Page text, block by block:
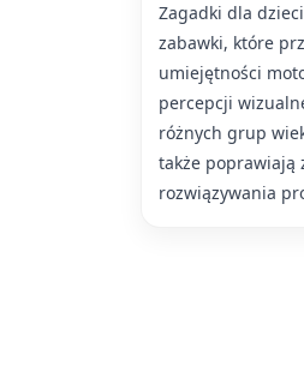
Zagadki dla
zabawki, które
umiejętności
percepcji
różnych grup
także poprawiają
rozwiązywania